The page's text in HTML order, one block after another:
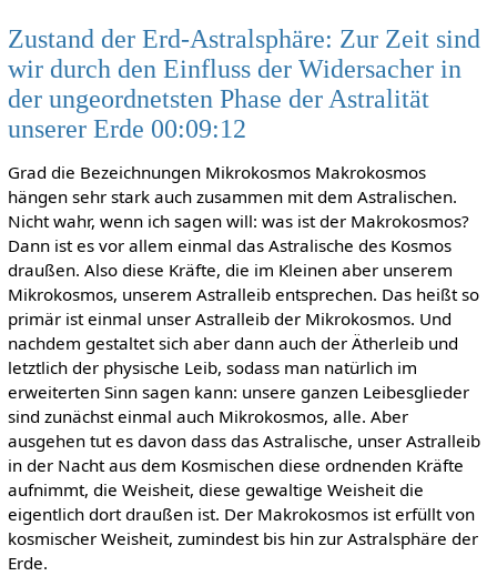
Zustand der Erd-Astralsphäre: Zur Zeit sind
wir durch den Einfluss der Widersacher in
der ungeordnetsten Phase der Astralität
unserer Erde 00:09:12
Grad die Bezeichnungen Mikrokosmos Makrokosmos
hängen sehr stark auch zusammen mit dem Astralischen.
Nicht wahr, wenn ich sagen will: was ist der Makrokosmos?
Dann ist es vor allem einmal das Astralische des Kosmos
draußen. Also diese Kräfte, die im Kleinen aber unserem
Mikrokosmos, unserem Astralleib entsprechen. Das heißt so
primär ist einmal unser Astralleib der Mikrokosmos. Und
nachdem gestaltet sich aber dann auch der Ätherleib und
letztlich der physische Leib, sodass man natürlich im
erweiterten Sinn sagen kann: unsere ganzen Leibesglieder
sind zunächst einmal auch Mikrokosmos, alle. Aber
ausgehen tut es davon dass das Astralische, unser Astralleib
in der Nacht aus dem Kosmischen diese ordnenden Kräfte
aufnimmt, die Weisheit, diese gewaltige Weisheit die
eigentlich dort draußen ist. Der Makrokosmos ist erfüllt von
kosmischer Weisheit, zumindest bis hin zur Astralsphäre der
Erde.